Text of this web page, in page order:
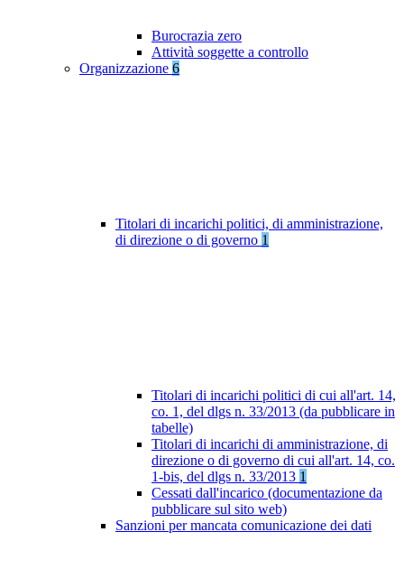
Burocrazia zero
Attività soggette a controllo
Organizzazione 6
Titolari di incarichi politici, di amministrazione,
di direzione o di governo 1
Titolari di incarichi politici di cui all'art. 14,
co. 1, del dlgs n. 33/2013 (da pubblicare in
tabelle)
Titolari di incarichi di amministrazione, di
direzione o di governo di cui all'art. 14, co.
1-bis, del dlgs n. 33/2013 1
Cessati dall'incarico (documentazione da
pubblicare sul sito web)
Sanzioni per mancata comunicazione dei dati